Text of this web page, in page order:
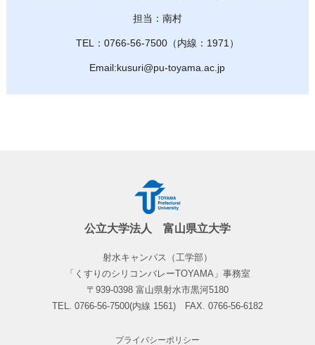
担当：南村
TEL：0766-56-7500（内線：1971）
Email:kusuri@pu-toyama.ac.jp
公立大学法人 富山県立大学
射水キャンパス（工学部）
「くすりのシリコンバレーTOYAMA」事務室
〒939-0398 富山県射水市黒河5180
TEL. 0766-56-7500(内線 1561) FAX. 0766-56-6182
プライバシーポリシー